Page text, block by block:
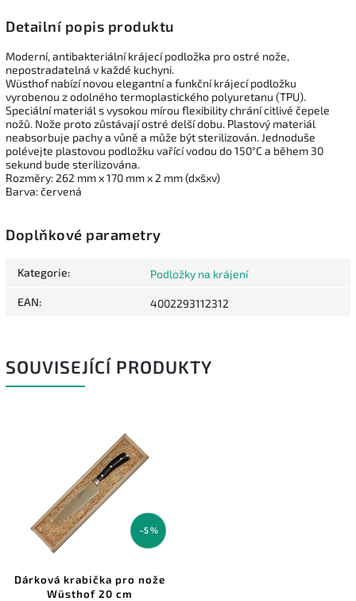
Detailní popis produktu
Moderní, antibakteriální krájecí podložka pro ostré nože,
nepostradatelná v každé kuchyni.
Wüsthof nabízí novou elegantní a funkční krájecí podložku
vyrobenou z odolného termoplastického polyuretanu (TPU).
Speciální materiál s vysokou mírou flexibility chrání citlivé čepele
nožů. Nože proto zůstávají ostré delší dobu. Plastový materiál
neabsorbuje pachy a vůně a může být sterilizován. Jednoduše
polévejte plastovou podložku vařící vodou do 150°C a během 30
sekund bude sterilizována.
Rozměry: 262 mm x 170 mm x 2 mm (dxšxv)
Barva: červená
Doplňkové parametry
Kategorie: Podložky na krájení
EAN: 4002293112312
SOUVISEJÍCÍ PRODUKTY
–5 %
Dárková krabička pro nože
Wüsthof 20 cm